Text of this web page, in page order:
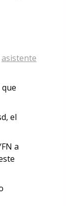
asistente
el
a